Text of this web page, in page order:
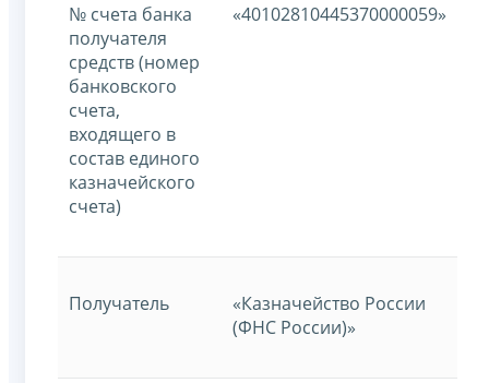
№ счета банка
получателя
средств (номер
банковского
счета,
входящего в
состав единого
казначейского
счета)
«40102810445370000059»
Получатель
«Казначейство России
(ФНС России)»